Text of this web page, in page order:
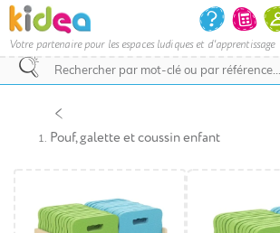
Votre partenaire pour les espaces ludiques et d'apprentissage
invitons
pour
savoir
Pouf, galette et coussin enfant